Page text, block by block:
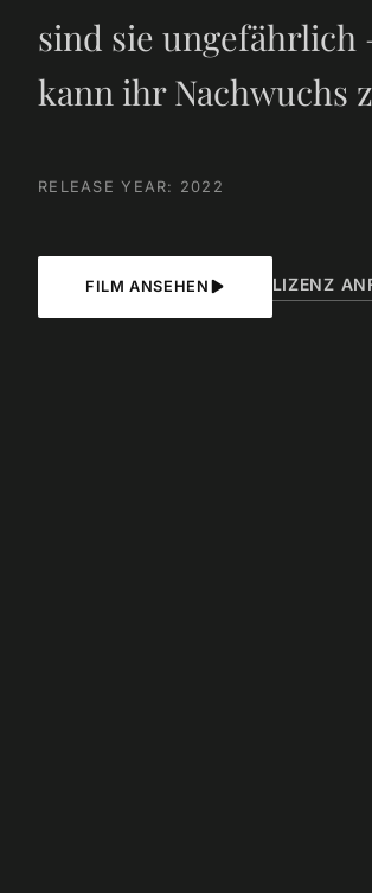
sind sie ungefährlich
kann ihr Nachwuchs
RELEASE YEAR: 2022
FILM ANSEHEN LIZENZ